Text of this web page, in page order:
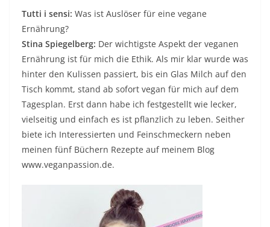
Tutti i sensi: Was ist Auslöser für eine vegane
Ernährung?
Stina Spiegelberg: Der wichtigste Aspekt der veganen
Ernährung ist für mich die Ethik. Als mir klar wurde was
hinter den Kulissen passiert, bis ein Glas Milch auf den
Tisch kommt, stand ab sofort vegan für mich auf dem
Tagesplan. Erst dann habe ich festgestellt wie lecker,
vielseitig und einfach es ist pflanzlich zu leben. Seither
biete ich Interessierten und Feinschmeckern neben
meinen fünf Büchern Rezepte auf meinem Blog
www.veganpassion.de.